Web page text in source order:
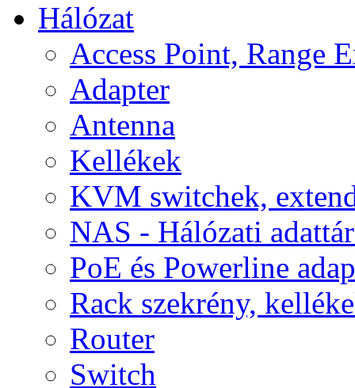
Hálózat
Access Point, Range
Adapter
Antenna
Kellékek
KVM switchek,
NAS - Hálózati
PoE és Powerline
Rack szekrény,
Router
Switch